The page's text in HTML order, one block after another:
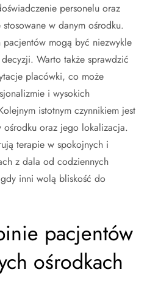
personelu oraz
w danym ośrodku.
pacjentów mogą być niezwykle
Warto także sprawdzić
placówki, co może
i wysokich
istotnym czynnikiem jest
ośrodku oraz jego lokalizacja.
terapie w spokojnych i
z dala od codziennych
inni wolą bliskość do
pacjentów
ośrodkach